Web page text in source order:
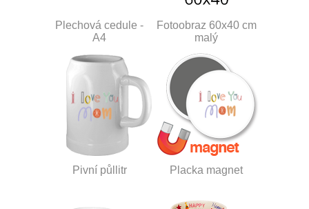
Plechová cedule -
A4
Fotoobraz 60x40 cm
malý
Pivní půllitr Placka magnet